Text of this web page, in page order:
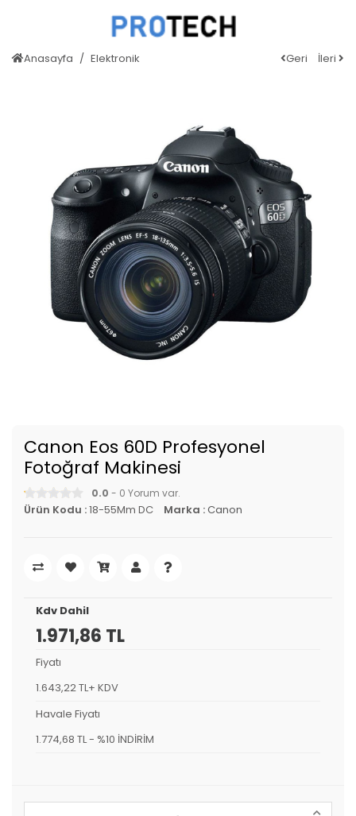
Anasayfa Elektronik Geri İleri
Canon Eos 60D Profesyonel
Fotoğraf Makinesi
0.0 - 0 Yorum var.
Ürün Kodu :18-55Mm DC Marka :Canon
Kdv Dahil
1.971,86 TL
Fiyatı
1.643,22 TL+ KDV
Havale Fiyatı
1.774,68 TL- %10 İNDİRİM